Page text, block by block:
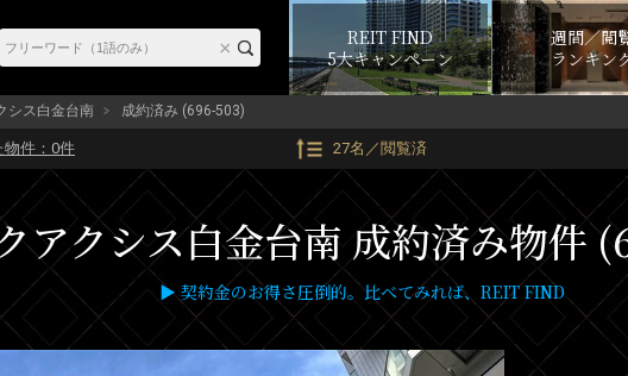
REIT FIND
5大キャンペーン
週間／閲
ランキン
シス白金台南 成約済み (696-503)
件： 0件 27名／閲覧済
アクシス白金台南 成約済み物件
▶ 契約金のお得さ圧倒的。比べてみれば、REIT FIND